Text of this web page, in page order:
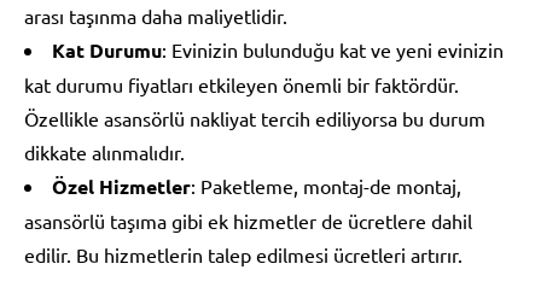
arası taşınma daha maliyetlidir.
Kat Durumu: Evinizin bulunduğu kat ve yeni evinizin
kat durumu fiyatları etkileyen önemli bir faktördür.
Özellikle asansörlü nakliyat tercih ediliyorsa bu durum
dikkate alınmalıdır.
Özel Hizmetler: Paketleme, montaj-de montaj,
asansörlü taşıma gibi ek hizmetler de ücretlere dahil
edilir. Bu hizmetlerin talep edilmesi ücretleri artırır.